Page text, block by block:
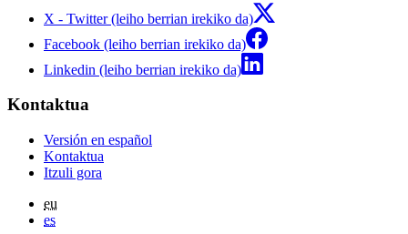
X - Twitter (leiho berrian irekiko da)
Facebook (leiho berrian irekiko da)
Linkedin (leiho berrian irekiko da)
Kontaktua
Versión en español
Kontaktua
Itzuli gora
eu
es